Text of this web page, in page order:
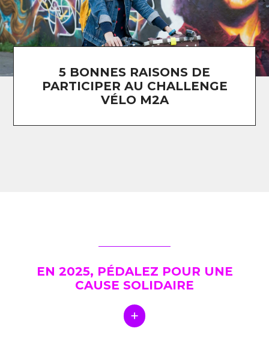
5 BONNES RAISONS DE
PARTICIPER AU CHALLENGE
VÉLO M2A
EN 2025, PÉDALEZ POUR UNE
CAUSE SOLIDAIRE